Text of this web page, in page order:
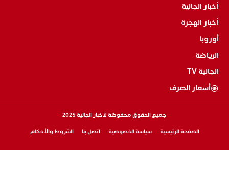
أخبار الجالية
أخبار الهجرة
أوروبا
الرياضة
الجالية TV
أسعار الصرف
جميع الحقوق محفوظة لأخبار الجالية 2025
الصفحة الرئيسية سياسة الخصوصية اتصل بنا الشروط والأحكام